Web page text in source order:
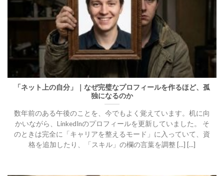
「ネット上の自分」｜なぜ完璧なプロフィールを作るほど、孤
独になるのか
数年前のある午後のことを、今でもよく覚えています。机に向
かいながら、LinkedInのプロフィールを更新していました。 そ
のときは完全に「キャリアを整えるモード」に入っていて、資
格を追加したり、「スキル」の欄の言葉を調整 [...] [...]